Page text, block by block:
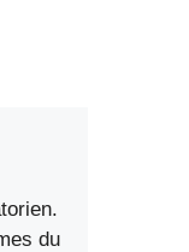
du